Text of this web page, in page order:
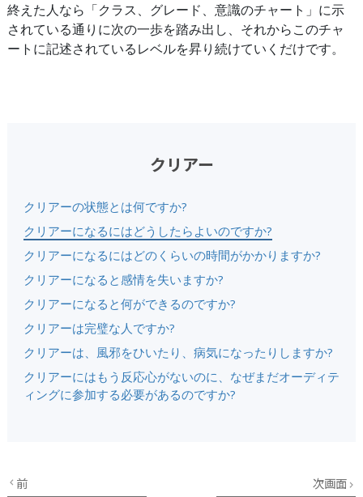
終えた人なら「クラス、グレード、意識のチャート」に示
されている通りに次の一歩を踏み出し、それからこのチャ
ートに記述されているレベルを昇り続けていくだけです。
クリアー
クリアーの状態とは何ですか?
クリアーになるにはどうしたらよいのですか?
クリアーになるにはどのくらいの時間がかかりますか?
クリアーになると感情を失いますか?
クリアーになると何ができるのですか?
クリアーは完璧な人ですか?
クリアーは、風邪をひいたり、病気になったりしますか?
クリアーにはもう反応心がないのに、なぜまだオーディテ
ィングに参加する必要があるのですか?
前 次画面